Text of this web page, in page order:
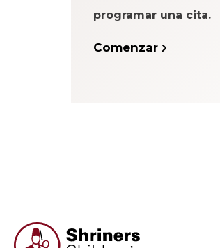
programar una cita.
Comenzar